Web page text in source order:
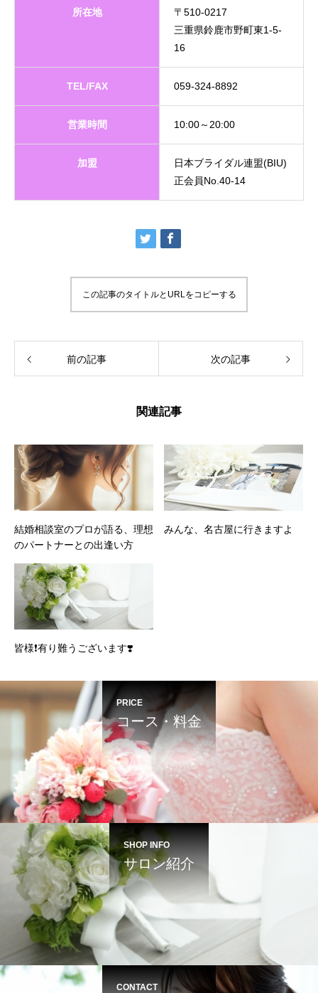
所在地
〒510-0217
三重県鈴鹿市野町東1-5-
16
TEL/FAX 059-324-8892
営業時間 10:00～20:00
加盟
日本ブライダル連盟(BIU)
正会員No.40-14
この記事のタイトルとURLをコピーする
前の記事 次の記事
関連記事
結婚相談室のプロが語る、理想
のパートナーとの出逢い方
みんな、名古屋に行きますよ
皆様❗️有り難うございます❣️
PRICE
コース・料金
SHOP INFO
サロン紹介
CONTACT